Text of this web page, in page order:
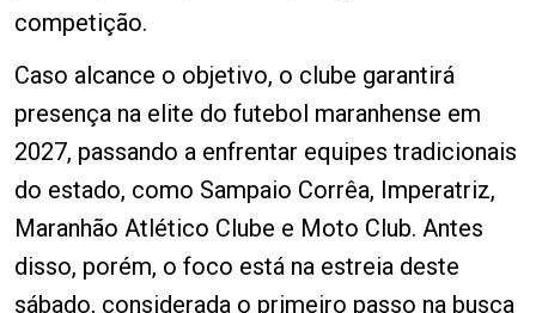
competição.
Caso alcance o objetivo, o clube garantirá
presença na elite do futebol maranhense em
2027, passando a enfrentar equipes tradicionais
do estado, como Sampaio Corrêa, Imperatriz,
Maranhão Atlético Clube e Moto Club. Antes
disso, porém, o foco está na estreia deste
sábado, considerada o primeiro passo na busca